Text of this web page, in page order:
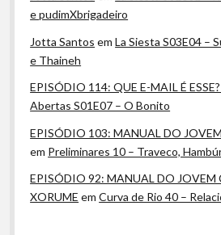
e pudimXbrigadeiro
Jotta Santos emLa Siesta S03E04 –
e Thaineh
EPISÓDIO 114: QUE E-MAIL É
Abertas S01E07 – O Bonito
EPISÓDIO 103: MANUAL DO
em Preliminares 10 – Traveco,
EPISÓDIO 92: MANUAL DO JOVEM
XORUME emCurva de Rio 40 –